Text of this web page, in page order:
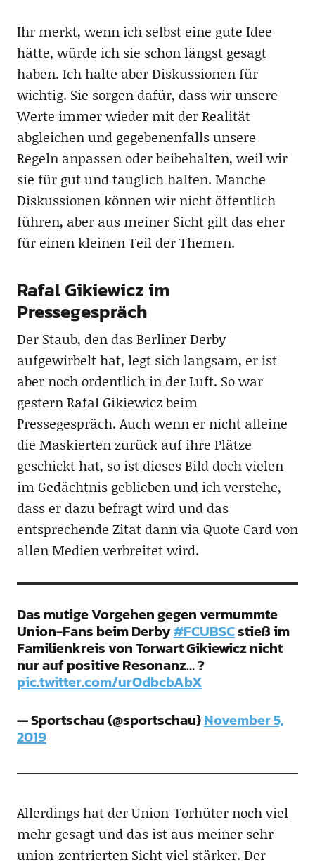
Ihr merkt, wenn ich selbst eine gute Idee
hätte, würde ich sie schon längst gesagt
haben. Ich halte aber Diskussionen für
wichtig. Sie sorgen dafür, dass wir unsere
Werte immer wieder mit der Realität
abgleichen und gegebenenfalls unsere
Regeln anpassen oder beibehalten, weil wir
sie für gut und tauglich halten. Manche
Diskussionen können wir nicht öffentlich
führen, aber aus meiner Sicht gilt das eher
für einen kleinen Teil der Themen.
Rafal Gikiewicz im
Pressegespräch
Der Staub, den das Berliner Derby
aufgewirbelt hat, legt sich langsam, er ist
aber noch ordentlich in der Luft. So war
gestern Rafal Gikiewicz beim
Pressegespräch. Auch wenn er nicht alleine
die Maskierten zurück auf ihre Plätze
geschickt hat, so ist dieses Bild doch vielen
im Gedächtnis geblieben und ich verstehe,
dass er dazu befragt wird und das
entsprechende Zitat dann via Quote Card von
allen Medien verbreitet wird.
Das mutige Vorgehen gegen vermummte
Union-Fans beim Derby#FCUBSCstieß im
Familienkreis von Torwart Gikiewicz nicht
nur auf positive Resonanz… ?
pic.twitter.com/urOdbcbAbX
— Sportschau (@sportschau)November 5,
2019
Allerdings hat der Union-Torhüter noch viel
mehr gesagt und das ist aus meiner sehr
union-zentrierten Sicht viel stärker. Der